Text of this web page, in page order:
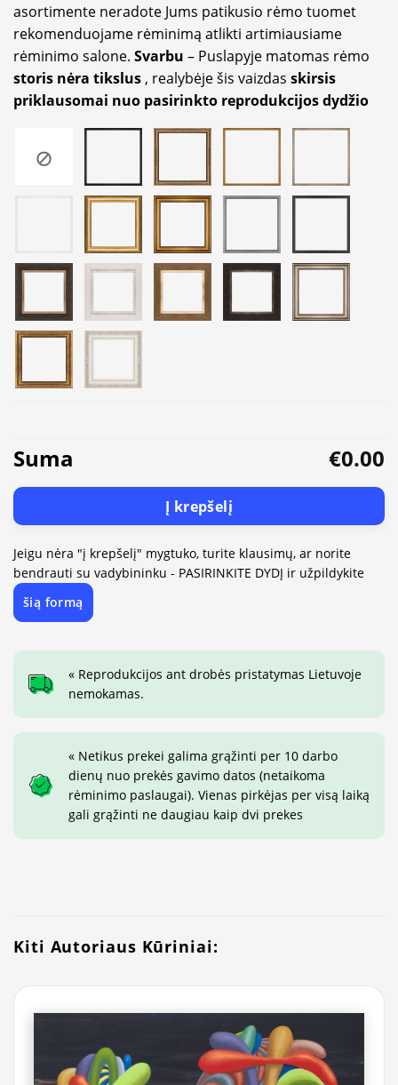
asortimente neradote Jums patikusio rėmo tuomet
rekomenduojame rėminimą atlikti artimiausiame
rėminimo salone. Svarbu – Puslapyje matomas rėmo
storis nėra tikslus , realybėje šis vaizdas skirsis
priklausomai nuo pasirinkto reprodukcijos dydžio
Suma €0.00
Į krepšelį
Jeigu nėra "į krepšelį" mygtuko, turite klausimų, ar norite
bendrauti su vadybininku - PASIRINKITE DYDĮ ir užpildykite
šią formą
« Reprodukcijos ant drobės pristatymas Lietuvoje
nemokamas.
« Netikus prekei galima grąžinti per 10 darbo
dienų nuo prekės gavimo datos (netaikoma
rėminimo paslaugai). Vienas pirkėjas per visą laiką
gali grąžinti ne daugiau kaip dvi prekes
Kiti Autoriaus Kūriniai: